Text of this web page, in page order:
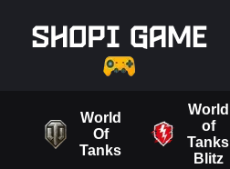
World
Of
Tanks
World
of
Tanks
Blitz